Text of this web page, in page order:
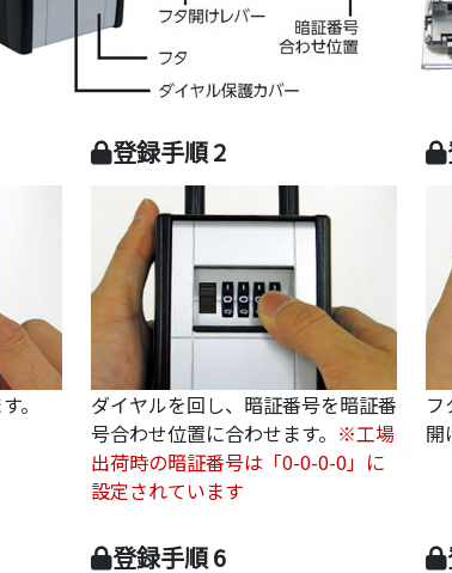
。
登録手順 2
ダイヤルを回し、暗証番号を暗証番
号合わせ位置に合わせます。 ※工場
出荷時の暗証番号は「0-0-0-0」に
設定されています
フ
開
登録手順 6